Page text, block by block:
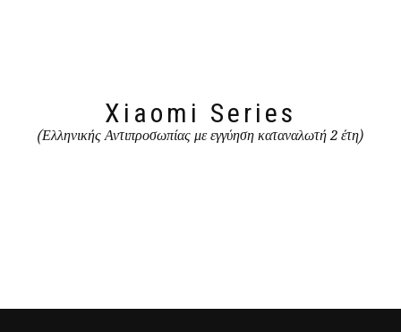
Xiaomi Series
(Ελληνικής Αντιπροσωπίας με εγγύηση καταναλωτή 2 έτη)